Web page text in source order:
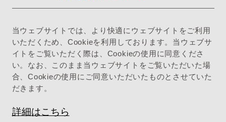
当ウェブサイトでは、より快適にウェブサイトをご利用
いただくため、Cookieを利用しております。当ウェブサ
イトをご覧いただく際は、Cookieの使用に同意くださ
い。なお、このまま当ウェブサイトをご覧いただいた場
合、Cookieの使用にご同意いただいたものとさせていた
だきます。
詳細はこちら